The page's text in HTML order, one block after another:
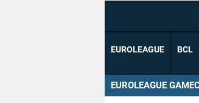
EUROLEAGUE BCL
EUROLEAGUE